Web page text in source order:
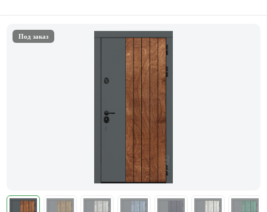
Под заказ